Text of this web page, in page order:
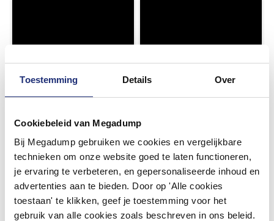
Toestemming Details Over
Cookiebeleid van Megadump
Bij Megadump gebruiken we cookies en vergelijkbare
technieken om onze website goed te laten functioneren,
je ervaring te verbeteren, en gepersonaliseerde inhoud en
advertenties aan te bieden. Door op 'Alle cookies
toestaan' te klikken, geef je toestemming voor het
gebruik van alle cookies zoals beschreven in ons beleid.